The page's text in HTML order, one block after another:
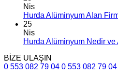
Nis
Hurda Alüminyum Alan
25
Nis
Hurda Alüminyum Nedir ve
BİZE ULAŞIN
0 553 082 79 04 0 553 082 79 04